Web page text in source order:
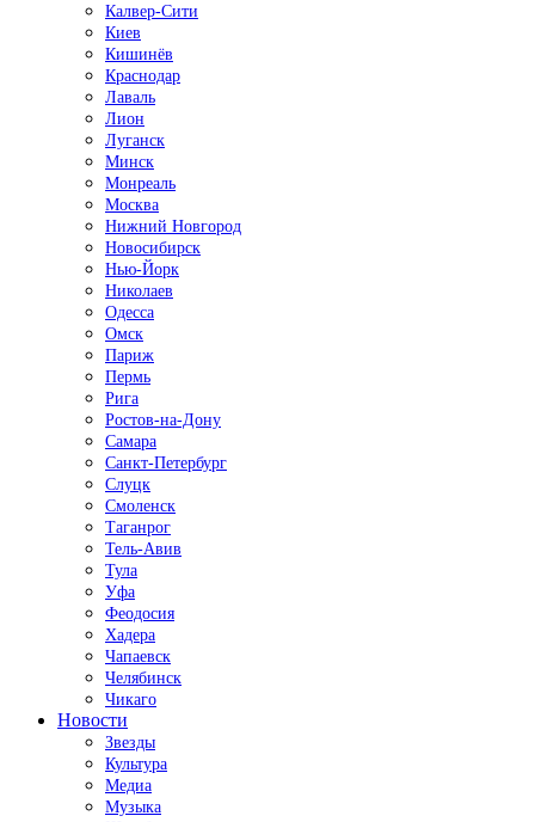
Калвер-Сити
Киев
Кишинёв
Краснодар
Лаваль
Лион
Луганск
Минск
Монреаль
Москва
Нижний Новгород
Новосибирск
Нью-Йорк
Николаев
Одесса
Омск
Париж
Пермь
Рига
Ростов-на-Дону
Самара
Санкт-Петербург
Слуцк
Смоленск
Таганрог
Тель-Авив
Тула
Уфа
Феодосия
Хадера
Чапаевск
Челябинск
Чикаго
Новости
Звезды
Культура
Медиа
Музыка